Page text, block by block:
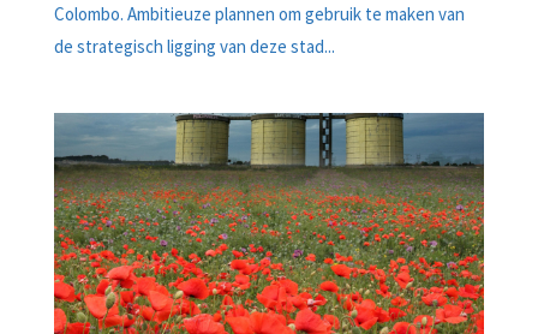
Colombo. Ambitieuze plannen om gebruik te maken van
de strategisch ligging van deze stad...